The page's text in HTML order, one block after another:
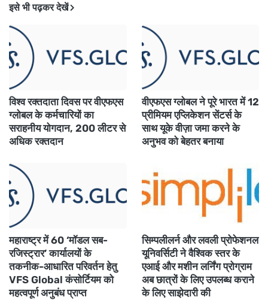
इसे भी पढ़कर देखें
विश्व रक्तदाता दिवस पर वीएफएस
ग्लोबल के कर्मचारियों का
सराहनीय योगदान, 200 लीटर से
अधिक रक्तदान
वीएफएस ग्लोबल ने पूरे भारत में 12
प्रीमियम एप्लिकेशन सेंटर्स के
साथ यूके वीज़ा जमा करने के
अनुभव को बेहतर बनाया
महाराष्ट्र में 60 ‘मॉडल सब-
रजिस्ट्रार’ कार्यालयों के
तकनीक-आधारित परिवर्तन हेतु
VFS Global कंसोर्टियम को
महत्वपूर्ण अनुबंध प्राप्त
सिम्पलीलर्न और लवली प्रोफेशनल
यूनिवर्सिटी ने वैश्विक स्तर के
एआई और मशीन लर्निंग प्रोग्राम
अब छात्रों के लिए उपलब्ध कराने
के लिए साझेदारी की